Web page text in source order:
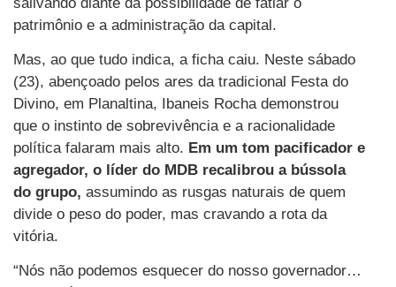
patrimônio e a administração da capital.
Mas, ao que tudo indica, a ficha caiu. Neste sábado
(23), abençoado pelos ares da tradicional Festa do
Divino, em Planaltina, Ibaneis Rocha demonstrou
que o instinto de sobrevivência e a racionalidade
política falaram mais alto. Em um tom pacificador e
agregador, o líder do MDB recalibrou a bússola
do grupo, assumindo as rusgas naturais de quem
divide o peso do poder, mas cravando a rota da
vitória.
“Nós não podemos esquecer do nosso governador…